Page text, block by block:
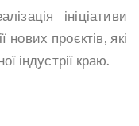
ініціативи
проєктів, які
індустрії краю.